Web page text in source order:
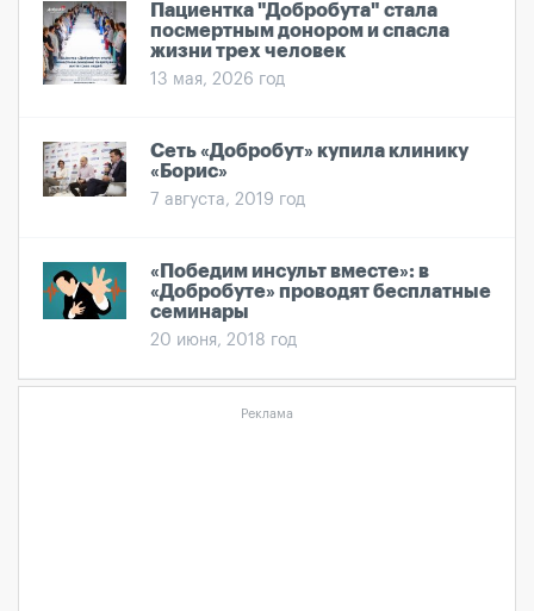
Пациентка "Добробута" стала
посмертным донором и спасла
жизни трех человек
13 мая, 2026 год
Сеть «Добробут» купила клинику
«Борис»
7 августа, 2019 год
«Победим инсульт вместе»: в
«Добробуте» проводят бесплатные
семинары
20 июня, 2018 год
Реклама